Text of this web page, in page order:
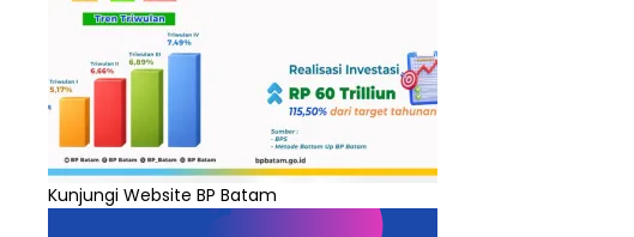
Kunjungi Website BP Batam